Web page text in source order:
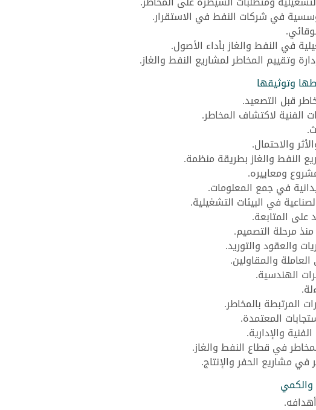
في شركات النفط في الاستقرار.
في النفط والغاز بأداء الأصول.
وتقييم المخاطر لمشاريع النفط والغاز.
وتوثيقها
قبل التصعيد.
الفنية لاكتشاف المخاطر.
والاحتمال.
النفط والغاز بطريقة منظمة.
ومعاييره.
في جمع المعلومات.
في البيئات التشغيلية.
المتابعة.
مرحلة التصميم.
والعقود والتوريد.
والمقاولين.
الهندسية.
المرتبطة بالمخاطر.
المعتمدة.
والإدارية.
في قطاع النفط والغاز.
في مشاريع الحفر والإنتاج.
والكمي